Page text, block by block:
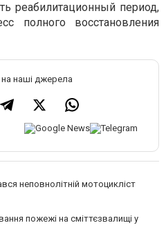
реабилитационный период,
полного восстановления
на наші джерела
неповнолітній мотоцикліст
пожежі на сміттєзвалищі у